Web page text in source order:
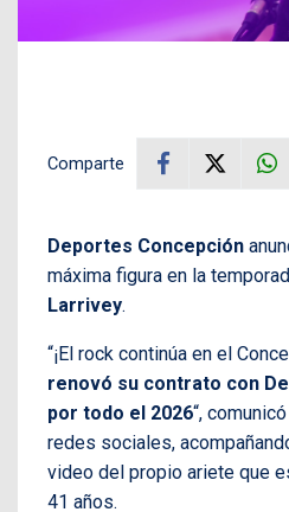
Comparte
Deportes Concepción
máxima figura en la
Larrivey.
“¡El rock continúa en el
renovó su contrato con
por todo el 2026“,
redes sociales,
video del propio ariete que
41 años.